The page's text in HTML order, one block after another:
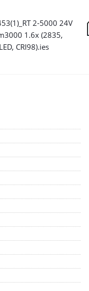
2-5000 24V
1.6x (2835,
CRI98).ies